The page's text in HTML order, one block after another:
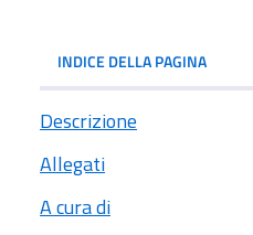
INDICE DELLA PAGINA
Descrizione
Allegati
A cura di